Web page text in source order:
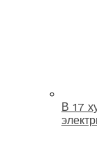
В 17